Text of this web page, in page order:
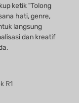
ketik "Tolong
hati, genre,
langsung
dan kreatif